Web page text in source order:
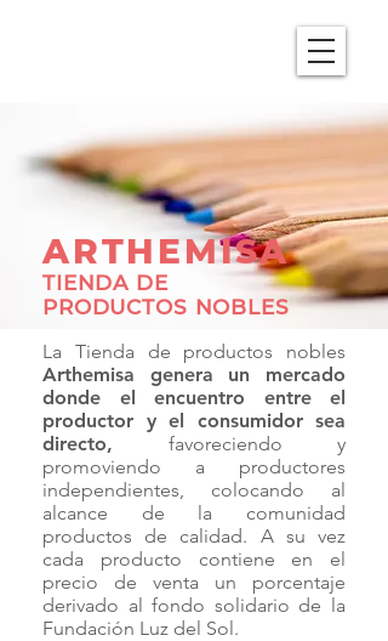
ARTHEMISA
TIENDA DE
PRODUCTOS NOBLES
La Tienda de productos nobles
Arthemisa genera un mercado
donde el encuentro entre el
productor y el consumidor sea
directo, favoreciendo y
promoviendo a productores
independientes, colocando al
alcance de la comunidad
productos de calidad. A su vez
cada producto contiene en el
precio de venta un porcentaje
derivado al fondo solidario de la
Fundación Luz del Sol.